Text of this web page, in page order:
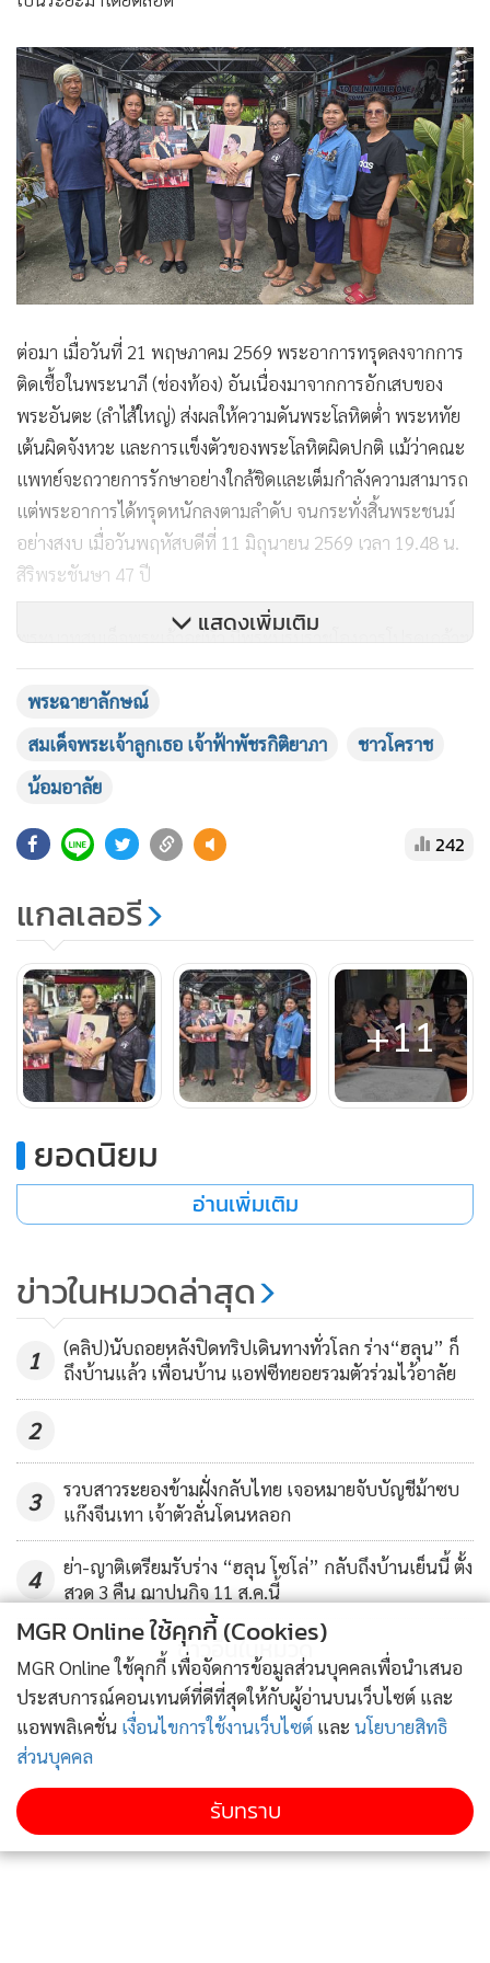
ต่อมา เมื่อวันที่ 21 พฤษภาคม 2569 พระอาการทรุดลงจากการ
ติดเชื้อในพระนาภี (ช่องท้อง) อันเนื่องมาจากการอักเสบของ
พระอันตะ (ลำไส้ใหญ่) ส่งผลให้ความดันพระโลหิตต่ำ พระหทัย
เต้นผิดจังหวะ และการแข็งตัวของพระโลหิตผิดปกติ แม้ว่าคณะ
แพทย์จะถวายการรักษาอย่างใกล้ชิดและเต็มกำลังความสามารถ
แต่พระอาการได้ทรุดหนักลงตามลำดับ จนกระทั่งสิ้นพระชนม์
อย่างสงบ เมื่อวันพฤหัสบดีที่ 11 มิถุนายน 2569 เวลา 19.48 น.
สิริพระชันษา 47 ปี
พระบาทสมเด็จพระเจ้าอยู่หัว มีพระบรมราชโองการโปรดเกล้าฯ
ให้สำนักพระราชวังจัดการพระศพถวายพระเกียรติยศสูงสุดตาม
ราชประเพณี และประดิษฐานพระศพ ณ พระที่นั่งพิมานรัตยา
ในพระบรมมหาราชวัง นั้น
ล่าสุดวันนี้ ที่ หมู่ 4 บ้านหนองสองห้อง ตำบลหัวทะเล อำเภอ
หลังชาวบ้านทราบข่าวการสิ้นพระชนม์ ของ สมเด็จพระเจ้า
ลูกเธอ เจ้าฟ้าพัชรกิติยาภาฯ โดย นางสุภาภรณ์ เนื่องสุวรรณ
ลักษณ์ อายุ 72 ปี พร้อมชาวบ้านในพื้นที่ ต่างนำพระ
กับน้ำตาคลอด้วยความเศร้าเสียใจ ชาวบ้านต่างกล่าวเป็นเสียง
เดียวกันว่า ตลอดระยะเวลาที่พระองค์ทรงพระประชวร ทุกคนยัง
คงเฝ้าติดตามข่าวและมีความหวังว่า สักวันหนึ่งพระองค์จะทรง
หายจากพระอาการประชวร และกลับมาทรงปฏิบัติพระราช
กรณียกิจเพื่อประชาชนอีกครั้ง
เมื่อทราบข่าวการสิ้นพระชนม์จึงรู้สึกตกใจและเสียใจเป็นอย่าง
มาก พร้อมร่วมกันนั่งพูดคุยรำลึกถึงพระมหากรุณาธิคุณและ
สุขของประชาชนชาวไทยทั่วประเทศ รวมถึงชาวจังหวัด
นครราชสีมาด้วย
แสดงเพิ่มเติม
พระฉายาลักษณ์
สมเด็จพระเจ้าลูกเธอ เจ้าฟ้าพัชรกิติยาภา
ชาวโคราช
น้อมอาลัย
242
แกลเลอรี
+11
ยอดนิยม
อ่านเพิ่มเติม
ข่าวในหมวดล่าสุด
1
(คลิป)นับถอยหลังปิดทริปเดินทางทั่วโลก ร่าง“ฮลุน” ก็
ถึงบ้านแล้ว เพื่อนบ้าน แอฟซีทยอยรวมตัวร่วมไว้อาลัย
2
3
รวบสาวระยองข้ามฝั่งกลับไทย เจอหมายจับบัญชีม้าซบ
แก๊งจีนเทา เจ้าตัวลั่นโดนหลอก
4
ย่า-ญาติเตรียมรับร่าง “ฮลุน โซโล่” กลับถึงบ้านเย็นนี้ ตั้ง
สวด 3 คืน ฌาปนกิจ 11 ส.ค.นี้
ข่าวอื่นในหมวด
MGR Online ใช้คุกกี้ (Cookies)
MGR Online ใช้คุกกี้ เพื่อจัดการข้อมูลส่วนบุคคลเพื่อนำเสนอ
ประสบการณ์คอนเทนต์ที่ดีที่สุดให้กับผู้อ่านบนเว็บไซต์ และ
แอพพลิเคชั่น เงื่อนไขการใช้งานเว็บไซต์ และ นโยบายสิทธิ
ส่วนบุคคล
รับทราบ